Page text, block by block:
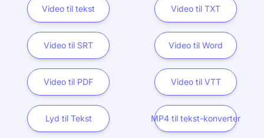
Video til tekst Video til TXT
Video til SRT Video til Word
Video til PDF Video til VTT
Lyd til Tekst MP4 til tekst-konverter